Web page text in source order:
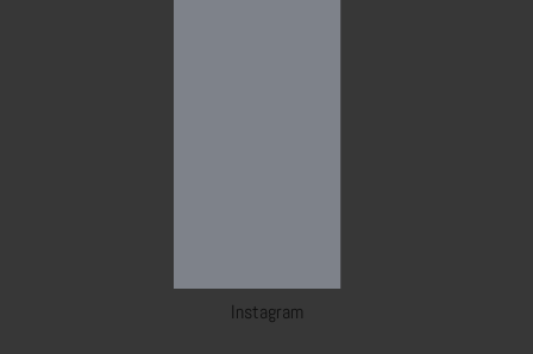
Instagram